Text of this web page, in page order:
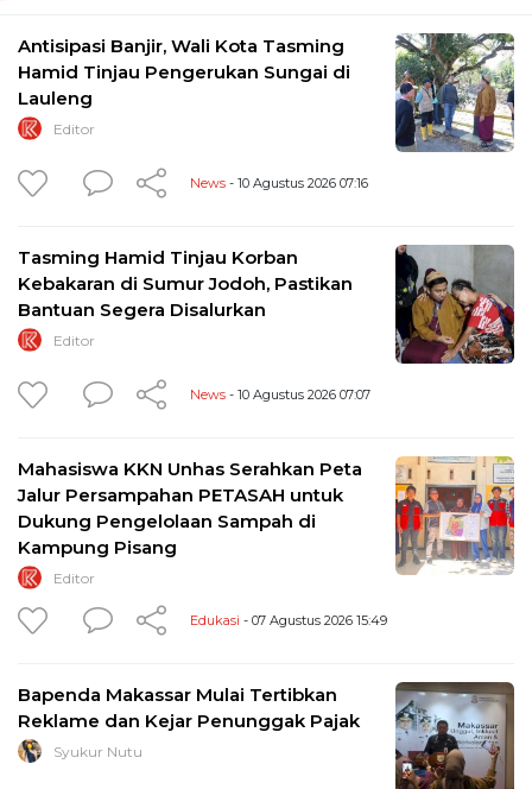
Antisipasi Banjir, Wali Kota Tasming
Hamid Tinjau Pengerukan Sungai di
Lauleng
Editor
News - 10 Agustus 2026 07:16
Tasming Hamid Tinjau Korban
Kebakaran di Sumur Jodoh, Pastikan
Bantuan Segera Disalurkan
Editor
News - 10 Agustus 2026 07:07
Mahasiswa KKN Unhas Serahkan Peta
Jalur Persampahan PETASAH untuk
Dukung Pengelolaan Sampah di
Kampung Pisang
Editor
Edukasi - 07 Agustus 2026 15:49
Bapenda Makassar Mulai Tertibkan
Reklame dan Kejar Penunggak Pajak
Syukur Nutu